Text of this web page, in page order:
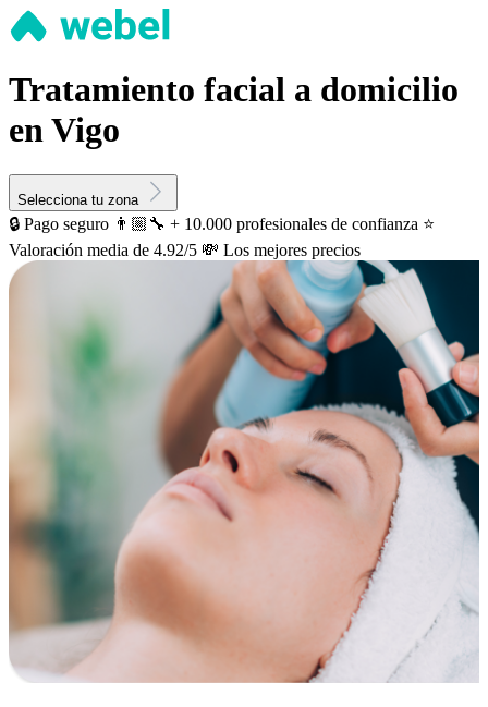
Tratamiento facial a domicilio
en Vigo
Selecciona tu zona
🔒 Pago seguro 👨🏼‍🔧 + 10.000 profesionales de confianza ⭐️
Valoración media de 4.92/5 💸 Los mejores precios